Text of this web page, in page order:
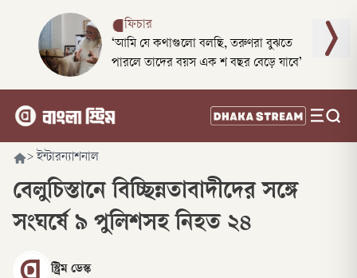
ফিচার
‘আমি যে কথাগুলো বলছি, তরুণরা বুঝতে
পারলে তাদের বয়স এক শ বছর বেড়ে যাবে’
> ইন্টারন্যাশনাল
বেলুচিস্তানে বিচ্ছিন্নতাবাদীদের সঙ্গে
সংঘর্ষে ৯ পুলিশসহ নিহত ২৪
স্ট্রিম ডেস্ক